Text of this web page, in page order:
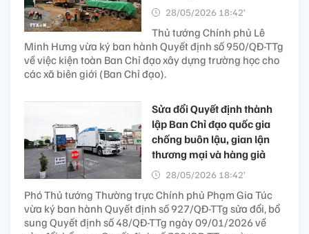
28/05/2026 18:42’
Thủ tướng Chính phủ Lê
Minh Hưng vừa ký ban hành Quyết định số 950/QĐ-TTg
về việc kiện toàn Ban Chỉ đạo xây dựng trường học cho
các xã biên giới (Ban Chỉ đạo).
Sửa đổi Quyết định thành
lập Ban Chỉ đạo quốc gia
chống buôn lậu, gian lận
thương mại và hàng giả
28/05/2026 18:42’
Phó Thủ tướng Thường trực Chính phủ Phạm Gia Túc
vừa ký ban hành Quyết định số 927/QĐ-TTg sửa đổi, bổ
sung Quyết định số 48/QĐ-TTg ngày 09/01/2026 về